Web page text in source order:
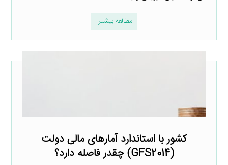
مطالعه بیشتر
کشور با استاندارد آمارهای مالی دولت
(GFS2014) چقدر فاصله دارد؟